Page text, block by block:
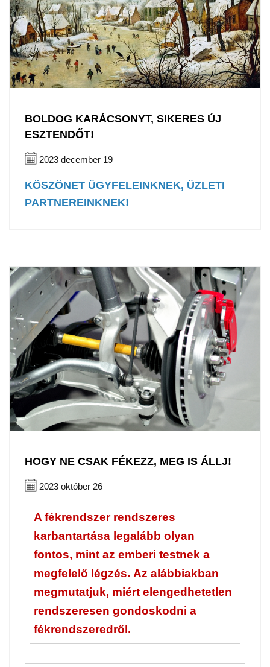
BOLDOG KARÁCSONYT, SIKERES ÚJ
ESZTENDŐT!
2023 december 19
KÖSZÖNET ÜGYFELEINKNEK, ÜZLETI
PARTNEREINKNEK!
HOGY NE CSAK FÉKEZZ, MEG IS ÁLLJ!
2023 október 26
A fékrendszer rendszeres
karbantartása legalább olyan
fontos, mint az emberi testnek a
megfelelő légzés. Az alábbiakban
megmutatjuk, miért elengedhetetlen
rendszeresen gondoskodni a
fékrendszeredről.